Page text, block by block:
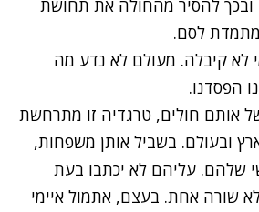
ובכך להסיר מהחולה את תחושת
לסם.
לא קיבלה. מעולם לא נדע מה
הפסדנו.
אותם חולים, טרגדיה זו מתרחשת
ובעולם. בשביל אותן משפחות,
שלהם. עליהם לא יכתבו בעת
שורה אחת. בעצם, אתמול איימי